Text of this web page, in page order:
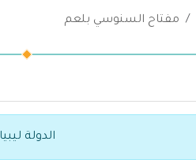
مفتاح السنوسي بلعم
الدولة ليبيا